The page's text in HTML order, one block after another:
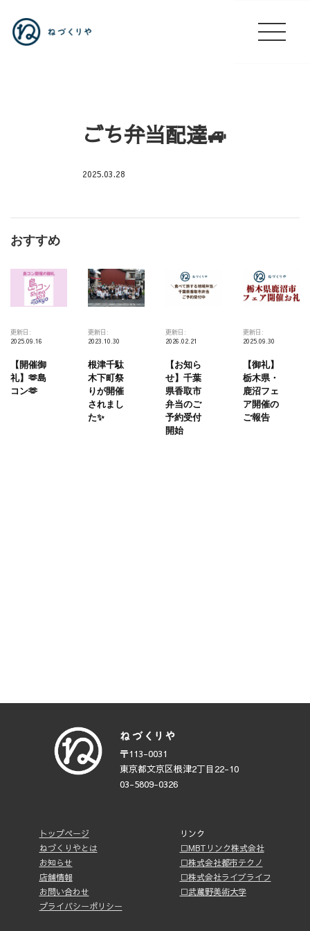
ごち弁当配達🚙
2025.03.28
大
神
出
🚙
おすすめ
更新日:
2025.09.16
【開催御
礼】🫶島
コン🫶
更新日:
2023.10.30
根津千駄
木下町祭
りが開催
されまし
た✨
更新日:
2026.02.21
【お知ら
せ】千葉
県香取市
弁当のご
予約受付
開始
更新日:
2025.09.30
【御礼】
栃木県・
鹿沼フェ
ア開催の
ご報告
〒113-0031
東京都文京区根津2丁目22-10
03-5809-0326
トップページ
ねづくりやとは
お知らせ
店舗情報
お問い合わせ
プライバシーポリシー
リンク
□MBTリンク株式会社
□株式会社都市テクノ
□株式会社ライブライフ
□武蔵野美術大学